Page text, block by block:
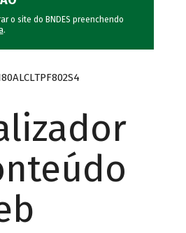
o site do BNDES preenchendo
.